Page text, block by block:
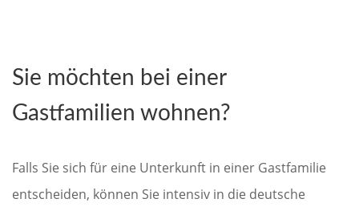
Sie möchten bei einer
Gastfamilien wohnen?
Falls Sie sich für eine Unterkunft in einer Gastfamilie
entscheiden, können Sie intensiv in die deutsche